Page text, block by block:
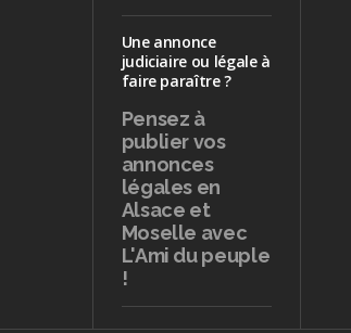
Une annonce
judiciaire ou légale à
faire paraître ?
Pensez à
publiervos
annonces
légales en
Alsace et
Moselle avec
L'Ami du peuple
!